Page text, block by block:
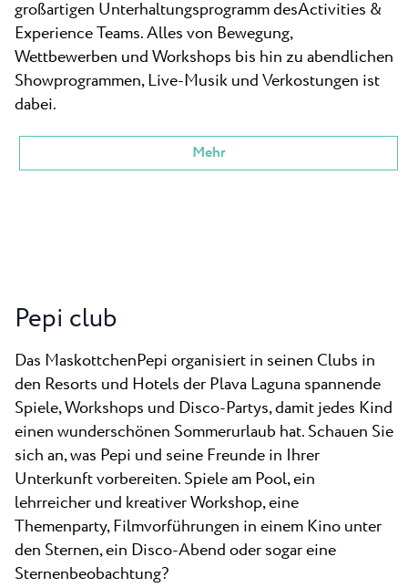
großartigen Unterhaltungsprogramm desActivities &
Experience Teams. Alles von Bewegung,
Wettbewerben und Workshops bis hin zu abendlichen
Showprogrammen, Live-Musik und Verkostungen ist
dabei.
Mehr
Pepi club
Das MaskottchenPepi organisiert in seinen Clubs in
den Resorts und Hotels der Plava Laguna spannende
Spiele, Workshops und Disco-Partys, damit jedes Kind
einen wunderschönen Sommerurlaub hat. Schauen Sie
sich an, was Pepi und seine Freunde in Ihrer
Unterkunft vorbereiten. Spiele am Pool, ein
lehrreicher und kreativer Workshop, eine
Themenparty, Filmvorführungen in einem Kino unter
den Sternen, ein Disco-Abend oder sogar eine
Sternenbeobachtung?